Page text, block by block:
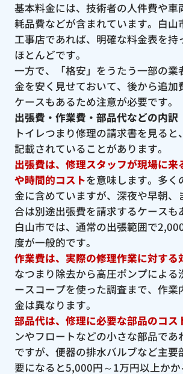
基本料金には、技術者の人件費や車
耗品費などが含まれています。白山
工事店であれば、明確な料金表を持
ほとんどです。
一方で、「格安」をうたう一部の業
金を安く見せておいて、後から追加
ケースもあるため注意が必要です。
出張費・作業費・部品代などの内訳
トイレつまり修理の請求書を見る
記載されていることがあります。
出張費は、修理スタッフが現場に来
や時間的コストを意味します。多く
金に含めていますが、深夜や早朝、
合は別途出張費を請求するケースも
白山市では、通常の出張範囲で
度が一般的です。
作業費は、実際の修理作業に対する
なつまり除去から高圧ポンプによる
ースコープを使った調査まで、作業
金は異なります。
部品代は、修理に必要な部品のコス
ンやフロートなどの小さな部品であ
ですが、便器の排水バルブなど主要
要になると5,000円～1万円以上か